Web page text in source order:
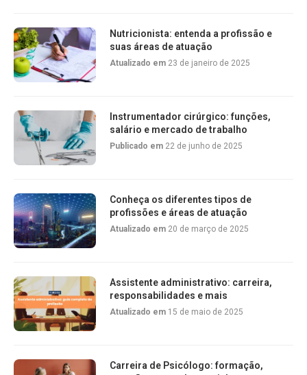
Nutricionista: entenda a profissão e
suas áreas de atuação
Atualizado em 23 de janeiro de 2025
Instrumentador cirúrgico: funções,
salário e mercado de trabalho
Publicado em 22 de junho de 2025
Conheça os diferentes tipos de
profissões e áreas de atuação
Atualizado em 20 de março de 2025
Assistente administrativo: carreira,
responsabilidades e mais
Atualizado em 15 de maio de 2025
Carreira de Psicólogo: formação,